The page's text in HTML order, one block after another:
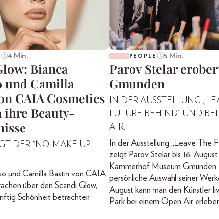
4 Min.
Bianca
und Camilla
CAIA Cosmetics
ihre Beauty-
DER "NO-MAKE-UP-
und Camilla Bastin von CAIA
über den Scandi Glow,
Schönheit betrachten
PEOPLE 5 Min.
Parov Stelar
Gmunden
IN DER AUSSTELLUNG
FUTURE BEHIND“ UND
AIR.
In der Ausstellung „Leave The
zeigt Parov Stelar bis 16. August
Kammerhof Museum Gmunden
persönliche Auswahl seiner
August kann man den Künstler
Park bei einem Open Air